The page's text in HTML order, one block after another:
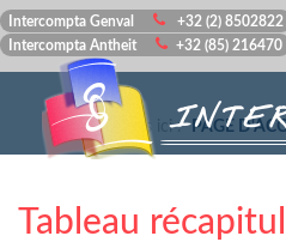
Intercompta Genval
+32 (2) 8502822
Intercompta Antheit
+32 (85) 216470
Vous êtes ici : PAGE
Tableau